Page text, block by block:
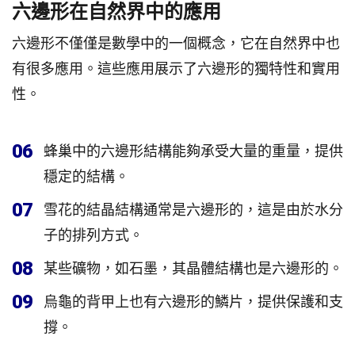
六邊形在自然界中的應用
六邊形不僅僅是數學中的一個概念，它在自然界中也
有很多應用。這些應用展示了六邊形的獨特性和實用
性。
06
蜂巢中的六邊形結構能夠承受大量的重量，提供
穩定的結構。
07
雪花的結晶結構通常是六邊形的，這是由於水分
子的排列方式。
08 某些礦物，如石墨，其晶體結構也是六邊形的。
09
烏龜的背甲上也有六邊形的鱗片，提供保護和支
撐。